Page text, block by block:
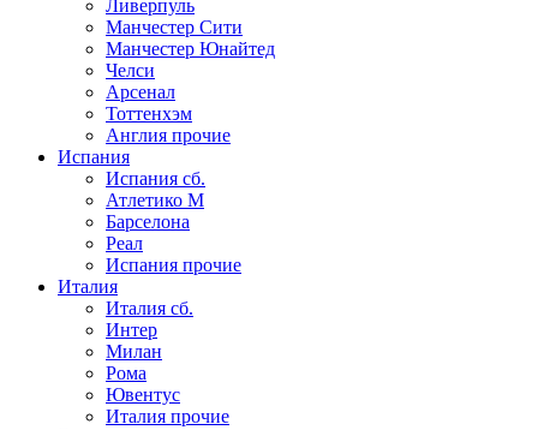
Ливерпуль
Манчестер Сити
Манчестер Юнайтед
Челси
Арсенал
Тоттенхэм
Англия прочие
Испания
Испания сб.
Атлетико М
Барселона
Реал
Испания прочие
Италия
Италия сб.
Интер
Милан
Рома
Ювентус
Италия прочие